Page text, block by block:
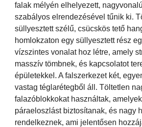
falak mélyén elhelyezett,
szabályos elrendezésével tűnik ki.
süllyesztett szélű, csücskös tető
homlokzaton egy süllyesztett rész
vízszintes vonalat hoz létre, amely
masszív tömbnek, és kapcsolatot
épületekkel. A falszerkezet két,
vastag téglarétegből áll. Töltetlen
falazóblokkokat használtak,
páraeloszlást biztosítanak, és nagy
rendelkeznek, ami jelentősen